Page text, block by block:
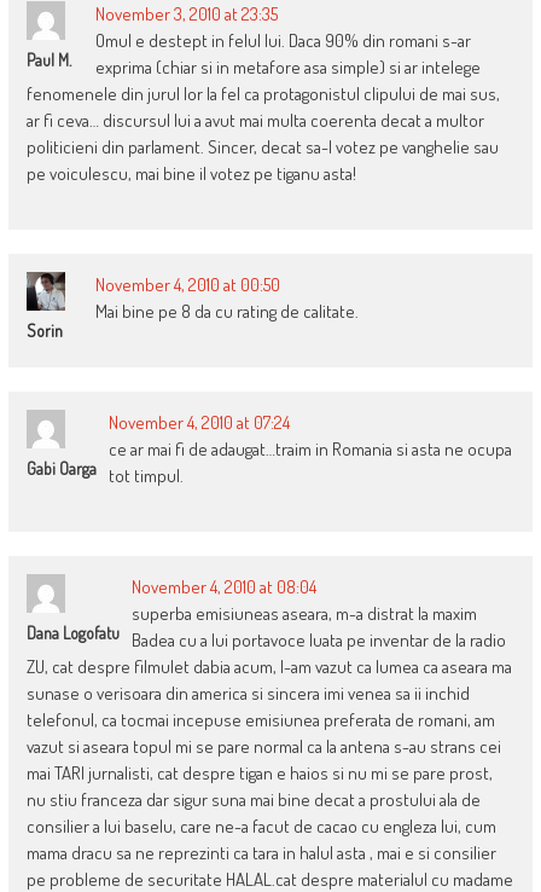
Paul M.
November 3, 2010 at 23:35
Omul e destept in felul lui. Daca 90% din romani s-ar
exprima (chiar si in metafore asa simple) si ar intelege
fenomenele din jurul lor la fel ca protagonistul clipului de mai sus,
ar fi ceva… discursul lui a avut mai multa coerenta decat a multor
politicieni din parlament. Sincer, decat sa-l votez pe vanghelie sau
pe voiculescu, mai bine il votez pe tiganu asta!
Sorin
November 4, 2010 at 00:50
Mai bine pe 8 da cu rating de calitate.
Gabi Oarga
November 4, 2010 at 07:24
ce ar mai fi de adaugat…traim in Romania si asta ne ocupa
tot timpul.
Dana Logofatu
November 4, 2010 at 08:04
superba emisiuneas aseara, m-a distrat la maxim
Badea cu a lui portavoce luata pe inventar de la radio
ZU, cat despre filmulet dabia acum, l-am vazut ca lumea ca aseara ma
sunase o verisoara din america si sincera imi venea sa ii inchid
telefonul, ca tocmai incepuse emisiunea preferata de romani, am
vazut si aseara topul mi se pare normal ca la antena s-au strans cei
mai TARI jurnalisti, cat despre tigan e haios si nu mi se pare prost,
nu stiu franceza dar sigur suna mai bine decat a prostului ala de
consilier a lui baselu, care ne-a facut de cacao cu engleza lui, cum
mama dracu sa ne reprezinti ca tara in halul asta , mai e si consilier
pe probleme de securitate HALAL.cat despre materialul cu madame